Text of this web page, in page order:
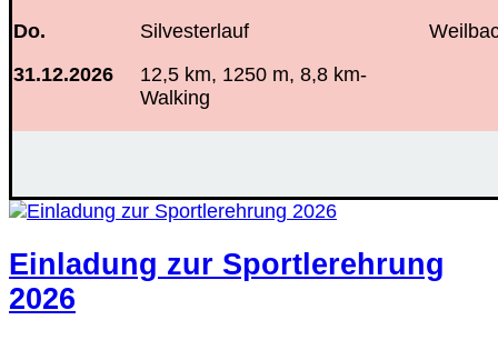
Do.
31.12.2026
Silvesterlauf
12,5 km, 1250 m, 8,8 km-
Walking
Einladung zur Sportlerehrung
2026